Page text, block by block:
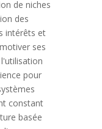
de niches
des
intérêts et
ses
pour
constant
basée